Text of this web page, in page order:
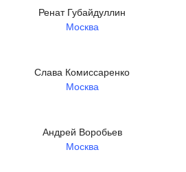
Ренат Губайдуллин
Москва
Слава Комиссаренко
Москва
Андрей Воробьев
Москва